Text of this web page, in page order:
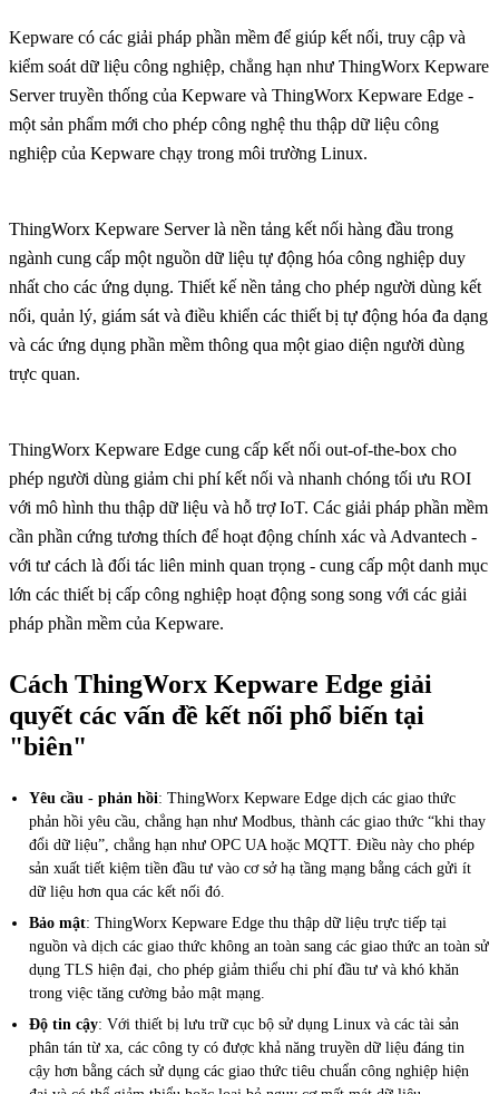
Kepware có các giải pháp phần mềm để giúp kết nối, truy cập và
kiểm soát dữ liệu công nghiệp, chẳng hạn như ThingWorx Kepware
Server truyền thống của Kepware và ThingWorx Kepware Edge -
một sản phẩm mới cho phép công nghệ thu thập dữ liệu công
nghiệp của Kepware chạy trong môi trường Linux.
ThingWorx Kepware Server là nền tảng kết nối hàng đầu trong
ngành cung cấp một nguồn dữ liệu tự động hóa công nghiệp duy
nhất cho các ứng dụng. Thiết kế nền tảng cho phép người dùng kết
nối, quản lý, giám sát và điều khiển các thiết bị tự động hóa đa dạng
và các ứng dụng phần mềm thông qua một giao diện người dùng
trực quan.
ThingWorx Kepware Edge cung cấp kết nối out-of-the-box cho
phép người dùng giảm chi phí kết nối và nhanh chóng tối ưu ROI
với mô hình thu thập dữ liệu và hỗ trợ IoT. Các giải pháp phần mềm
cần phần cứng tương thích để hoạt động chính xác và Advantech -
với tư cách là đối tác liên minh quan trọng - cung cấp một danh mục
lớn các thiết bị cấp công nghiệp hoạt động song song với các giải
pháp phần mềm của Kepware.
Cách ThingWorx Kepware Edge giải
quyết các vấn đề kết nối phổ biến tại
"biên"
Yêu cầu - phản hồi: ThingWorx Kepware Edge dịch các giao thức
phản hồi yêu cầu, chẳng hạn như Modbus, thành các giao thức “khi thay
đổi dữ liệu”, chẳng hạn như OPC UA hoặc MQTT. Điều này cho phép
sản xuất tiết kiệm tiền đầu tư vào cơ sở hạ tầng mạng bằng cách gửi ít
dữ liệu hơn qua các kết nối đó.
Bảo mật: ThingWorx Kepware Edge thu thập dữ liệu trực tiếp tại
nguồn và dịch các giao thức không an toàn sang các giao thức an toàn sử
dụng TLS hiện đại, cho phép giảm thiểu chi phí đầu tư và khó khăn
trong việc tăng cường bảo mật mạng.
Độ tin cậy: Với thiết bị lưu trữ cục bộ sử dụng Linux và các tài sản
phân tán từ xa, các công ty có được khả năng truyền dữ liệu đáng tin
cậy hơn bằng cách sử dụng các giao thức tiêu chuẩn công nghiệp hiện